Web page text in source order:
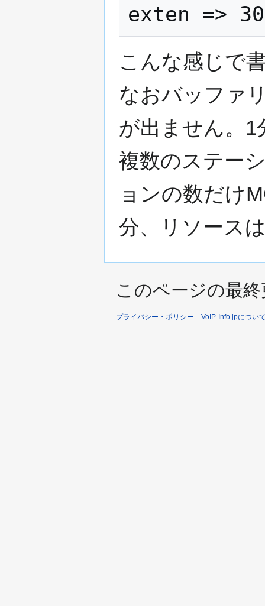
こんな感じで
なおバッファ
が出ません。
複数のステー
ョンの数だけ
分、リソース
このページの最
プライバシー・ポリシー VoIP-Info.jpについ